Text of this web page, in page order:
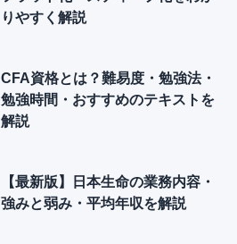
りやすく解説
CFA資格とは？難易度・勉強法・
勉強時間・おすすめのテキストを
解説
【最新版】日本生命の業務内容・
強みと弱み・平均年収を解説